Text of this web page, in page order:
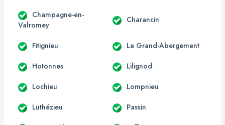
Champagne-en-
Valromey
Charancin
Fitignieu Le Grand-Abergement
Hotonnes Lilignod
Lochieu Lompnieu
Luthézieu Passin